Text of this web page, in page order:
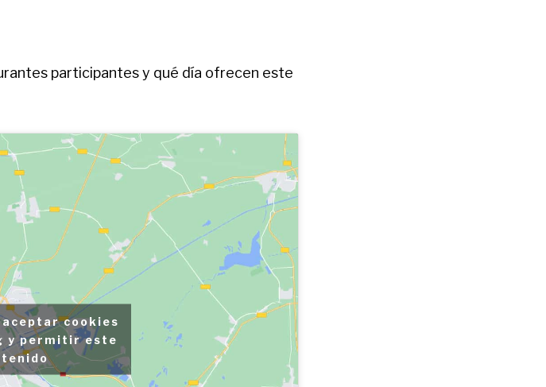
participantes y qué día ofrecen este
cookies
y permitir este